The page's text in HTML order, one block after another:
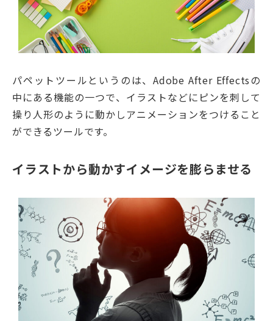
パペットツールというのは、Adobe After Effectsの
中にある機能の一つで、イラストなどにピンを刺して
操り人形のように動かしアニメーションをつけること
ができるツールです。
イラストから動かすイメージを膨らませる